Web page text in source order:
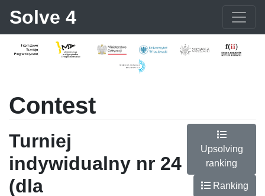
Solve 4
Contest
Turniej
indywidualny nr 24
(dla
Upsolving
ranking
Ranking